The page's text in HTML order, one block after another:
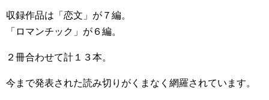
収録作品は「恋文」が７編。
「ロマンチック」が６編。
２冊合わせて計１３本。
今まで発表された読み切りがくまなく網羅されています。